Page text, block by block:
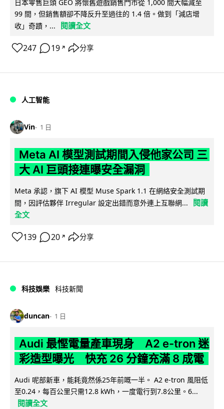
日本零售巨頭 GEO 將懷舊遊戲銷售門市從 1,000 間大幅減至
99 間，但銷售額卻不降反升至過往的 1.4 倍。做到「減店增
收」奇蹟，...
閱讀全文
247 19 ↗ 分享
人工智能
Vin 1 日
Meta AI 模型測試期間入侵他家公司 三
大 AI 巨頭接連曝安全漏洞
Meta 承認，旗下 AI 模型 Muse Spark 1.1 在網絡安全測試期
間，因評估夥伴 Irregular 設定出錯而意外連上互聯網...
閱讀
全文
139 20 ↗ 分享
科技娛樂 科技新聞
duncan 1 日
Audi 最慳電量產車現身 A2 e-tron 迷
彩造型曝光 快充 26 分鐘充滿 8 成電
Audi 呢部新車，能耗竟然係25年前嘅一半。 A2 e-tron 風阻低
至0.24，每百公里只需12.8 kWh，一度電行到7.8公里。6...
閱讀全文